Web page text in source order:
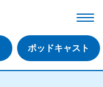
ポッドキャスト